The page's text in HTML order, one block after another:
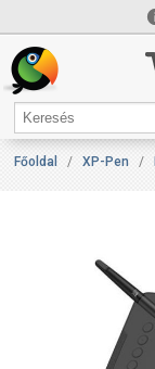
Főoldal / XP-Pen /